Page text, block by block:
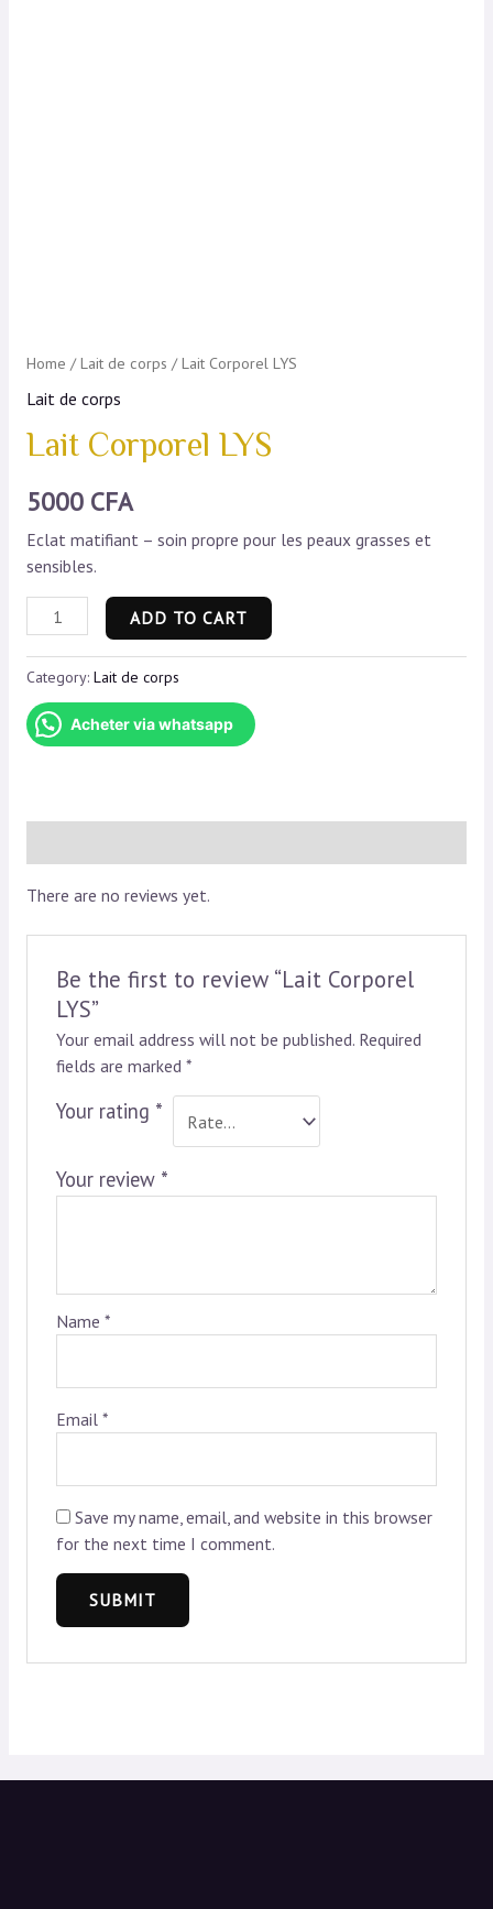
Home /Lait de corps / Lait Corporel LYS
Lait de corps
Lait Corporel LYS
5000 CFA
Eclat matifiant – soin propre pour les peaux grasses et
sensibles.
Corporel
LYS
quantity
ADD TO CART
Category: Lait de corps
Acheter via whatsapp
There are no reviews yet.
Be the first to review “Lait Corporel
LYS”
Your email address will not be published. Required
fields are marked *
Your rating *
Your review *
Name *
Email *
Save my name, email, and website in this browser
for the next time I comment.